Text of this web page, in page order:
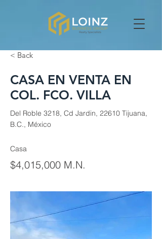
< Back
CASA EN VENTA EN
COL. FCO. VILLA
Del Roble 3218, Cd Jardin, 22610 Tijuana,
B.C., México
Casa
$4,015,000 M.N.